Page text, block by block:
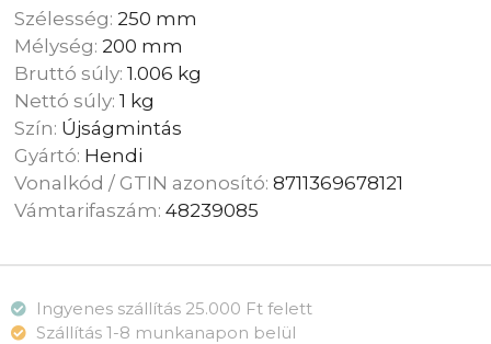
Szélesség: 250 mm
Mélység: 200 mm
Bruttó súly:1.006 kg
Nettó súly:1 kg
Szín: Újságmintás
Gyártó: Hendi
Vonalkód / GTIN azonosító:8711369678121
Vámtarifaszám:48239085
Ingyenes szállítás 25.000 Ft felett
Szállítás 1-8 munkanapon belül